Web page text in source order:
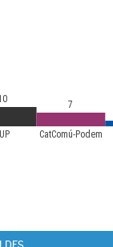
CatComú-Podem
7